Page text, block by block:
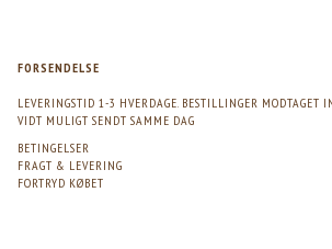
FORSENDELSE
LEVERINGSTID 1-3 HVERDAGE. BESTILLINGER MODTAGET
VIDT MULIGT SENDT SAMME DAG
BETINGELSER
FRAGT & LEVERING
FORTRYD KØBET